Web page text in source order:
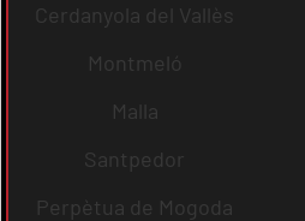
Cerdanyola del Vallès
Montmeló
Malla
Santpedor
Perpètua de Mogoda